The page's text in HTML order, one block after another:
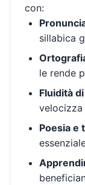
con:
sillabica
le rende
Fluidità
velocizza
Poesia e